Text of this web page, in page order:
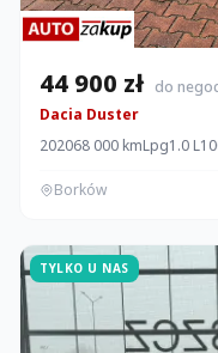
44 900 zł do
Dacia Duster
202068 000 kmLpg1.0 L
Borków
TYLKO U NAS